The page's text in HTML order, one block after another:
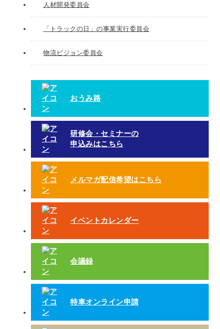
人材開発委員会
「トラックの日」の事業実行委員会
物流ビジョン委員会
おうみ路
研修会・セミナーの
申込みはこちら
メルマガ配信希望はこちら
イベントカレンダー
会議録
特車オンライン申請